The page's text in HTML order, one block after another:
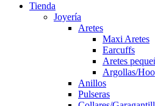
Tienda
Joyería
Aretes
Maxi Aretes
Earcuffs
Aretes
Argollas/
Anillos
Pulseras